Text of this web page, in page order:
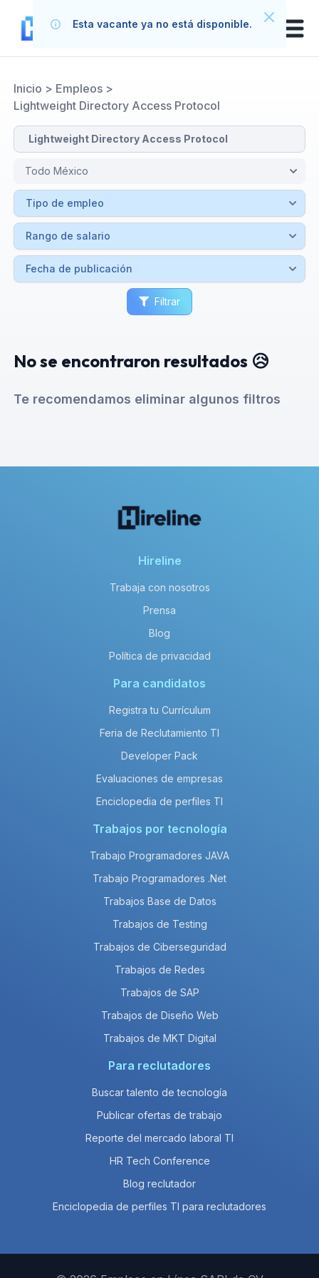
Inicio > Empleos>
Lightweight Directory Access Protocol
Filtrar
No se encontraron resultados 😥
Te recomendamos eliminar algunos filtros
Hireline
Trabaja con nosotros
Prensa
Blog
Política de privacidad
Para candidatos
Registra tu Currículum
Feria de Reclutamiento TI
Developer Pack
Evaluaciones de empresas
Enciclopedia de perfiles TI
Trabajos por tecnología
Trabajo Programadores JAVA
Trabajo Programadores .Net
Trabajos Base de Datos
Trabajos de Testing
Trabajos de Ciberseguridad
Trabajos de Redes
Trabajos de SAP
Trabajos de Diseño Web
Trabajos de MKT Digital
Para reclutadores
Buscar talento de tecnología
Publicar ofertas de trabajo
Reporte del mercado laboral TI
HR Tech Conference
Blog reclutador
Enciclopedia de perfiles TI para reclutadores
Esta vacante ya no está disponible.